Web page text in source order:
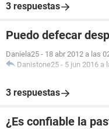
3 respuestas
Puedo defecar
Daniela25 - 18 abr 2012 a las
Danistone25 - 5 jun 2016 a
3 respuestas
¿Es confiable la